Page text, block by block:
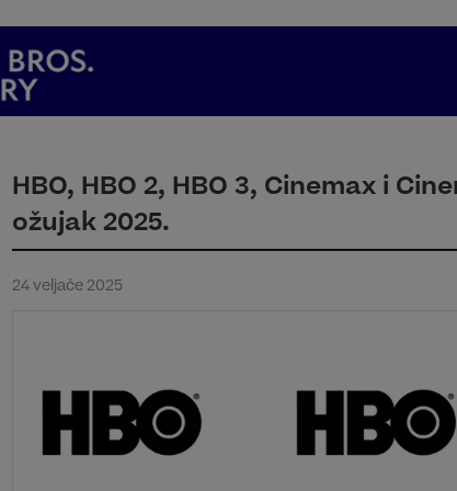
HBO, HBO 2, HBO 3, Cinemax i
ožujak 2025.
24 veljače 2025